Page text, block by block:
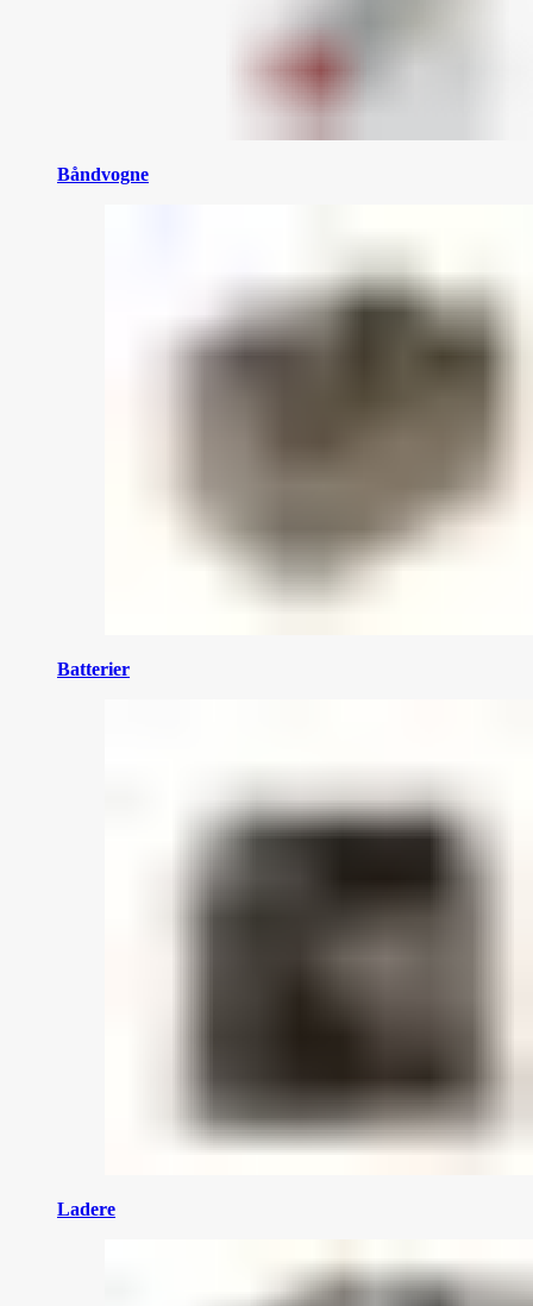
Båndvogne
Batterier
Ladere